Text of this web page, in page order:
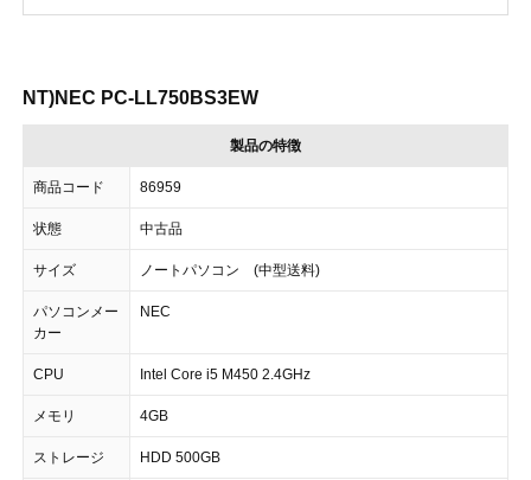
NT)NEC PC-LL750BS3EW
製品の特徴
商品コード 86959
状態 中古品
サイズ ノートパソコン (中型送料)
パソコンメー
カー
NEC
CPU Intel Core i5 M450 2.4GHz
メモリ 4GB
ストレージ HDD 500GB